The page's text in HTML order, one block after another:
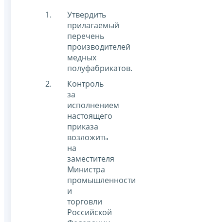
Утвердить
прилагаемый
перечень
производителей
медных
полуфабрикатов.
Контроль
за
исполнением
настоящего
приказа
возложить
на
заместителя
Министра
промышленности
и
торговли
Российской